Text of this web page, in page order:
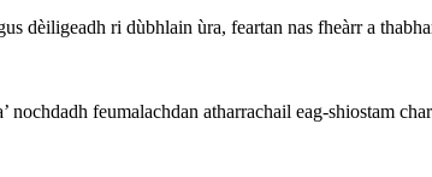
dèiligeadh ri dùbhlain ùra, feartan nas fheàrr a
feumalachdan atharrachail eag-shiostam